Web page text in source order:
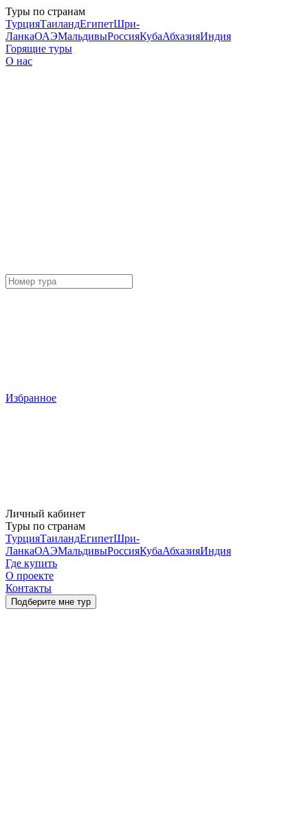
Туры по странам
ТурцияТаиландЕгипетШри-
ЛанкаОАЭМальдивыРоссияКубаАбхазияИндия
Горящие туры
О нас
Избранное
Личный кабинет
Туры по странам
ТурцияТаиландЕгипетШри-
ЛанкаОАЭМальдивыРоссияКубаАбхазияИндия
Где купить
О проекте
Контакты
Подберите мне тур